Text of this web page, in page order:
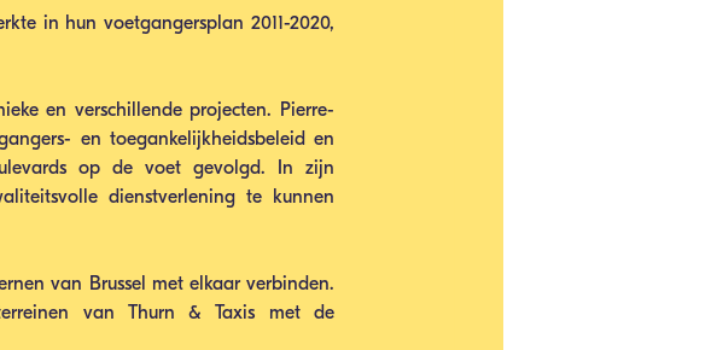
in hun voetgangersplan 2011-2020,
en verschillende projecten. Pierre-
en toegankelijkheidsbeleid en
op de voet gevolgd. In zijn
dienstverlening te kunnen
van Brussel met elkaar verbinden.
van Thurn & Taxis met de